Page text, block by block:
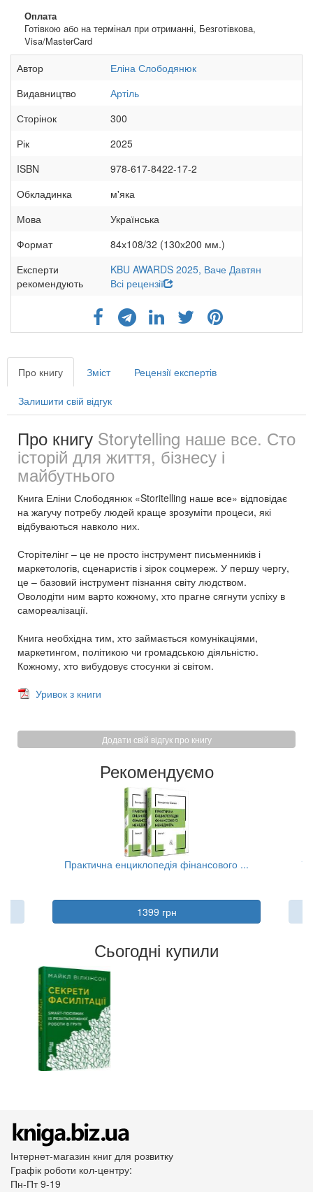
Оплата
Готівкою або на термінал при отриманні, Безготівкова,
Visa/MasterCard
Автор
Еліна Слободянюк
Видавництво
Артіль
Сторінок
300
Рік
2025
ISBN
978-617-8422-17-2
Обкладинка
м'яка
Мова
Українська
Формат
84х108/32 (130х200 мм.)
Експерти
рекомендують
KBU AWARDS 2025, Ваче Давтян
Всі рецензії
Про книгу Зміст Рецензії експертів
Залишити свій відгук
Про книгу Storytelling наше все. Сто
історій для життя, бізнесу і
майбутнього
Книга Еліни Слободянюк «Storitelling наше все» відповідає
на жагучу потребу людей краще зрозуміти процеси, які
відбуваються навколо них.
Сторітелінг – це не просто інструмент письменників і
маркетологів, сценаристів і зірок соцмереж. У першу чергу,
це – базовий інструмент пізнання світу людством.
Оволодіти ним варто кожному, хто прагне сягнути успіху в
самореалізації.
Книга необхідна тим, хто займається комунікаціями,
маркетингом, політикою чи громадською діяльністю.
Кожному, хто вибудовує стосунки зі світом.
Уривок з книги
Додати свій відгук про книгу
Рекомендуємо
Практична енциклопедія фінансового ...
1399 грн
Сьогодні купили
Інтернет-магазин книг для розвитку
Графік роботи кол-центру:
Пн-Пт 9-19